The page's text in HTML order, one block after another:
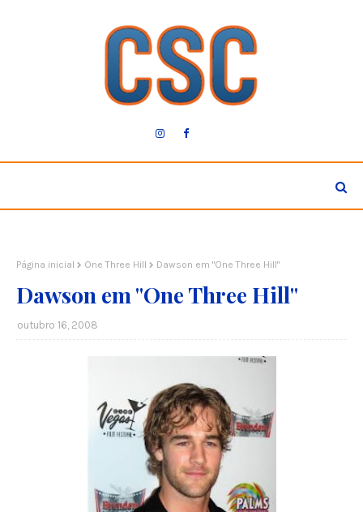
Página inicial One Three Hill Dawson em "One Three Hill"
Dawson em "One Three Hill"
outubro 16, 2008